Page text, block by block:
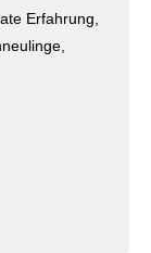
Erfahrung,